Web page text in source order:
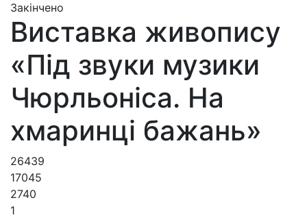
Закінчено
Виставка живопису
«Під звуки музики
Чюрльоніса. На
хмаринці бажань»
26439
17045
2740
1